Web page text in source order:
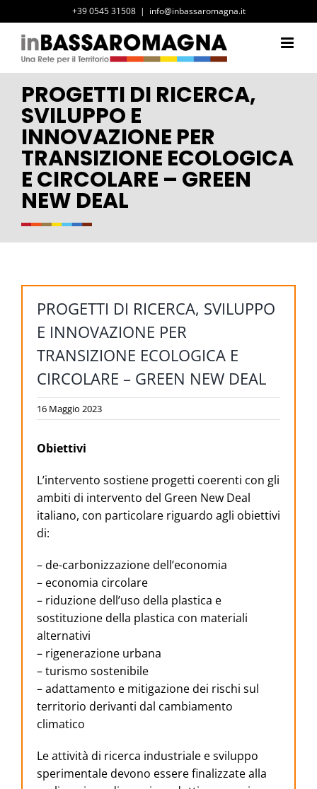
al
contenuto
+39 0545 31508 | info@inbassaromagna.it
PROGETTI DI RICERCA,
SVILUPPO E
INNOVAZIONE PER
TRANSIZIONE ECOLOGICA
E CIRCOLARE – GREEN
NEW DEAL
PROGETTI DI RICERCA, SVILUPPO
E INNOVAZIONE PER
TRANSIZIONE ECOLOGICA E
CIRCOLARE – GREEN NEW DEAL
16 Maggio 2023
Obiettivi
L’intervento sostiene progetti coerenti con gli
ambiti di intervento del Green New Deal
italiano, con particolare riguardo agli obiettivi
di:
– de-carbonizzazione dell’economia
– economia circolare
– riduzione dell’uso della plastica e
sostituzione della plastica con materiali
alternativi
– rigenerazione urbana
– turismo sostenibile
– adattamento e mitigazione dei rischi sul
territorio derivanti dal cambiamento
climatico
Le attività di ricerca industriale e sviluppo
sperimentale devono essere finalizzate alla